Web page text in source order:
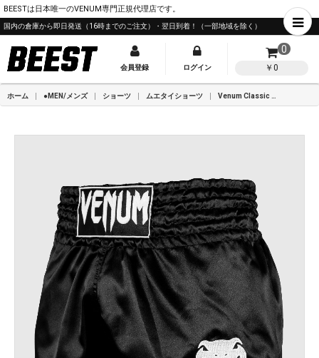
BEESTは日本唯一のVENUM専門正規代理店です。
国内の倉庫から即日発送（16時までのご注文）・翌日到着！（一部地域を除く）
会員登録 ログイン
0
￥0
ホーム ●MEN/メンズ ショーツ ムエタイショーツ